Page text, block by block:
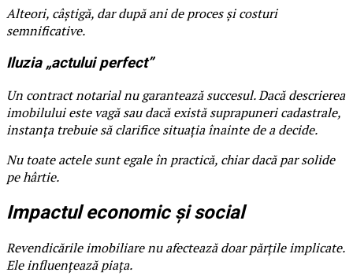
Alteori, câștigă, dar după ani de proces și costuri
semnificative.
Iluzia „actului perfect”
Un contract notarial nu garantează succesul. Dacă descrierea
imobilului este vagă sau dacă există suprapuneri cadastrale,
instanța trebuie să clarifice situația înainte de a decide.
Nu toate actele sunt egale în practică, chiar dacă par solide
pe hârtie.
Impactul economic și social
Revendicările imobiliare nu afectează doar părțile implicate.
Ele influențează piața.